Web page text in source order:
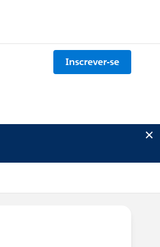
Inscrever-se